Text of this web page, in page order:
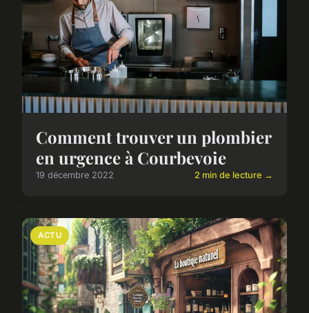
Comment trouver un plombier
en urgence à Courbevoie
19 décembre 2022 2 min de lecture →
ACTU